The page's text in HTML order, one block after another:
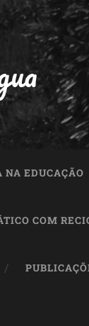
NA EDUCAÇÃO
COM